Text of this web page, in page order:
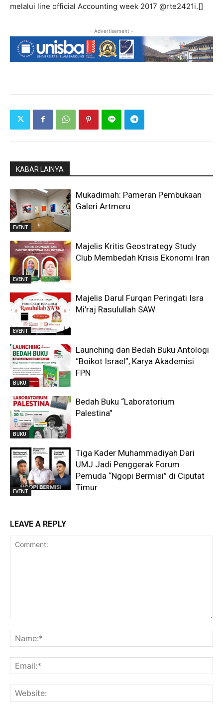
melalui line official Accounting week 2017 @rte2421i.[]
- Advertisement -
KABAR LAINYA
EVENT
Mukadimah: Pameran Pembukaan
Galeri Artmeru
EVENT
Majelis Kritis Geostrategy Study
Club Membedah Krisis Ekonomi Iran
EVENT
Majelis Darul Furqan Peringati Isra
Mi’raj Rasulullah SAW
BUKU
Launching dan Bedah Buku Antologi
“Boikot Israel”, Karya Akademisi
FPN
BUKU
Bedah Buku “Laboratorium
Palestina”
EVENT
Tiga Kader Muhammadiyah Dari
UMJ Jadi Penggerak Forum
Pemuda “Ngopi Bermisi” di Ciputat
Timur
LEAVE A REPLY